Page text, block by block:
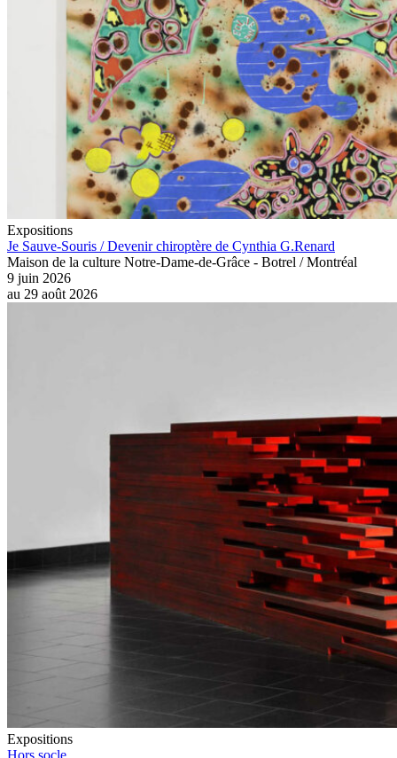
Expositions
Je Sauve-Souris / Devenir chiroptère de Cynthia G.Renard
Maison de la culture Notre-Dame-de-Grâce - Botrel / Montréal
9 juin 2026
au 29 août 2026
Expositions